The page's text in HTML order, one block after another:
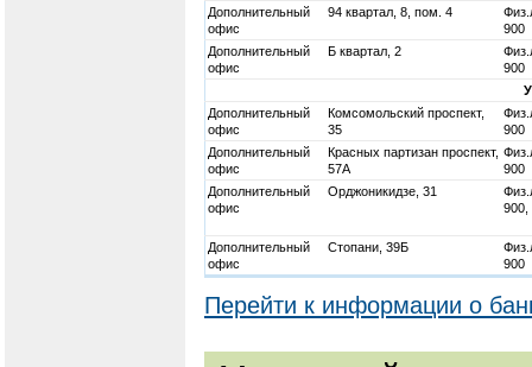
Дополнительный
офис
94 квартал, 8, пом. 4
900
Дополнительный
офис
Б квартал, 2
900
Дополнительный
офис
Комсомольский проспект,
35
900
Дополнительный
офис
Красных партизан проспект,
57А
900
Дополнительный
офис
Орджоникидзе, 31
900,
Дополнительный
офис
Стопани, 39Б
900
Перейти к информации о